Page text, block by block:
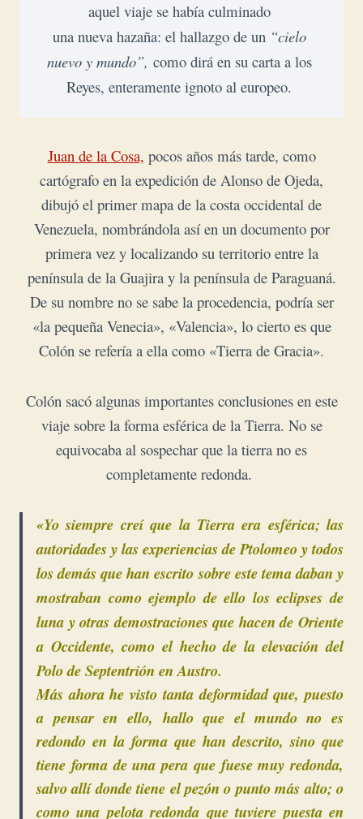
aquel viaje se había culminado
una nueva hazaña: el hallazgo de un “cielo
nuevo y mundo”, como dirá en su carta a los
Reyes, enteramente ignoto al europeo.
Juan de la Cosa, pocos años más tarde, como
cartógrafo en la expedición de Alonso de Ojeda,
dibujó el primer mapa de la costa occidental de
Venezuela, nombrándola así en un documento por
primera vez y localizando su territorio entre la
península de la Guajira y la península de Paraguaná.
De su nombre no se sabe la procedencia, podría ser
«la pequeña Venecia», «Valencia», lo cierto es que
Colón se refería a ella como «Tierra de Gracia».
Colón sacó algunas importantes conclusiones en este
viaje sobre la forma esférica de la Tierra. No se
equivocaba al sospechar que la tierra no es
completamente redonda.
«Yo siempre creí que la Tierra era esférica; las
autoridades y las experiencias de Ptolomeo y todos
los demás que han escrito sobre este tema daban y
mostraban como ejemplo de ello los eclipses de
luna y otras demostraciones que hacen de Oriente
a Occidente, como el hecho de la elevación del
Polo de Septentrión en Austro.
Más ahora he visto tanta deformidad que, puesto
a pensar en ello, hallo que el mundo no es
redondo en la forma que han descrito, sino que
tiene forma de una pera que fuese muy redonda,
salvo allí donde tiene el pezón o punto más alto; o
como una pelota redonda que tuviere puesta en